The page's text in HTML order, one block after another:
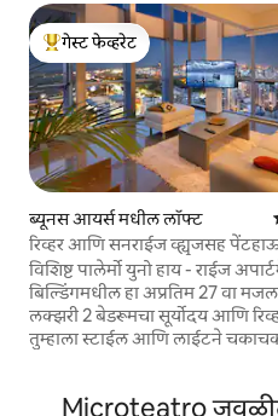
टॉप गेस्ट फेव्हरेट
गेस्ट फेव्हरेट
ब्यूनस आयर्स मधील लॉफ्ट
रिव्हर आणि सनराईज व्ह्यूजसह
विशिष्ट पालेर्मो युनो हाय - राईज
बिल्डिंगमधील हा अप्रतिम 27 वा
लक्झरी 2 बेडरूमचा सूर्योदय आणि
तुम्हाला स्टाईल आणि लाईटने चकाचक
सकाळी 8 वाजेपर्यंत चेक इन
Microteatro